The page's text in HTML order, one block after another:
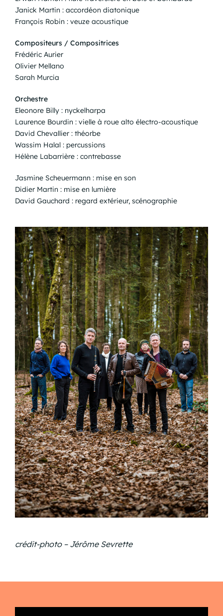
Janick Martin : accordéon diatonique
François Robin : veuze acoustique
Compositeurs / Compositrices
Frédéric Aurier
Olivier Mellano
Sarah Murcia
Orchestre
Eleonore Billy : nyckelharpa
Laurence Bourdin : vielle à roue alto électro-acoustique
David Chevallier : théorbe
Wassim Halal : percussions
Hélène Labarrière : contrebasse
Jasmine Scheuermann : mise en son
Didier Martin : mise en lumière
David Gauchard : regard extérieur, scénographie
crédit-photo – Jérôme Sevrette